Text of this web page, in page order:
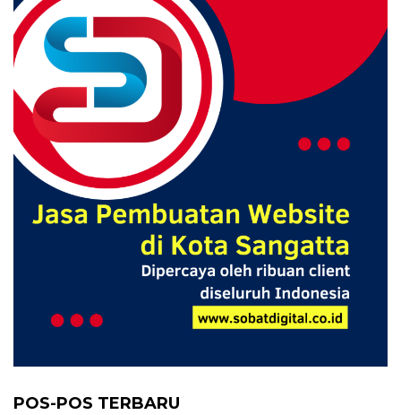
POS-POS TERBARU